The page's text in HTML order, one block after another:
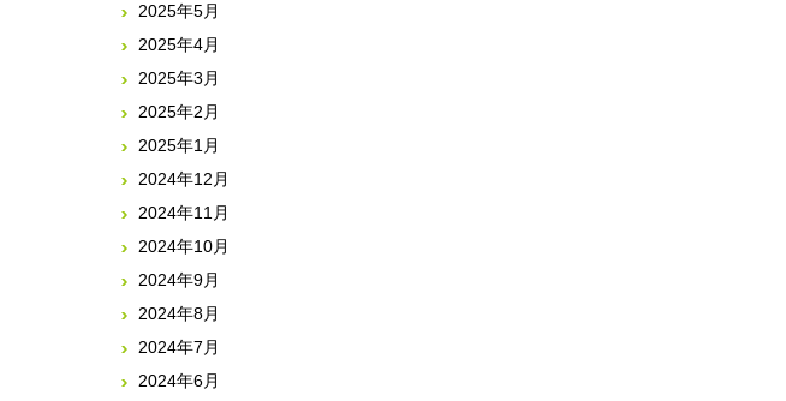
2025年5月
2025年4月
2025年3月
2025年2月
2025年1月
2024年12月
2024年11月
2024年10月
2024年9月
2024年8月
2024年7月
2024年6月